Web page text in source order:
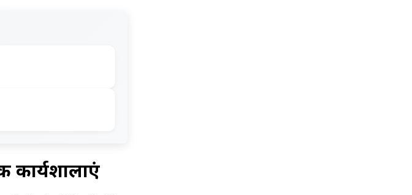
कार्यशालाएं